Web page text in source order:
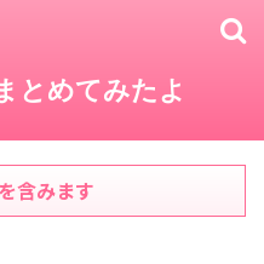
とめてみたよ
含みます